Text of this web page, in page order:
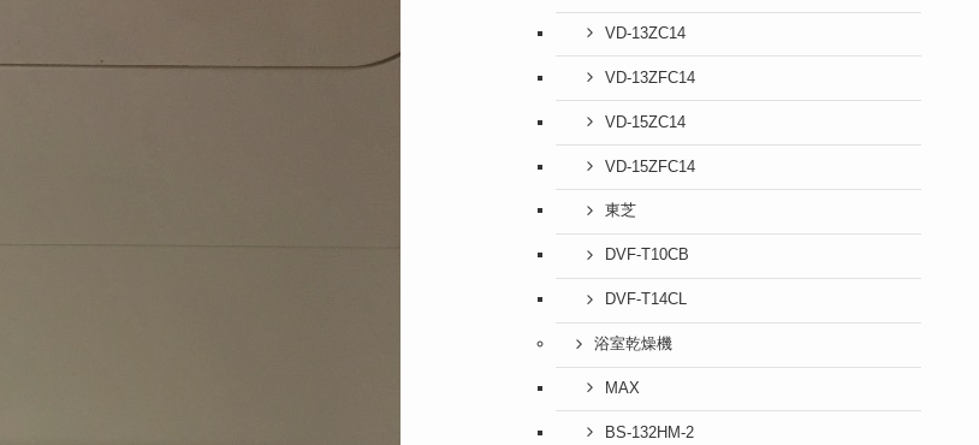
VD-13ZC14
VD-13ZFC14
VD-15ZC14
VD-15ZFC14
東芝
DVF-T10CB
DVF-T14CL
浴室乾燥機
MAX
BS-132HM-2